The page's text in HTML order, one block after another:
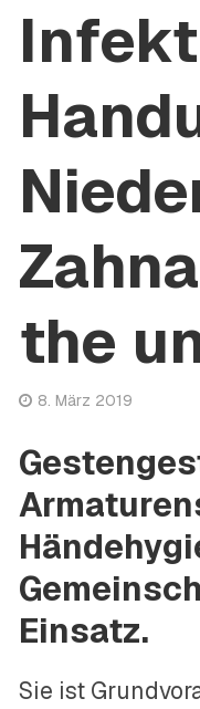
the
8. März 2019
Einsatz.
Sie ist